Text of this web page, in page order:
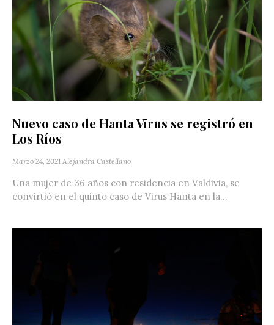
Nuevo caso de Hanta Virus se registró en
Los Ríos
Marzo 24, 2021 Alejandra Castellano
Una mujer de 36 años con residencia en Valdivia, se
convirtió en el quinto caso de Virus Hanta en la...